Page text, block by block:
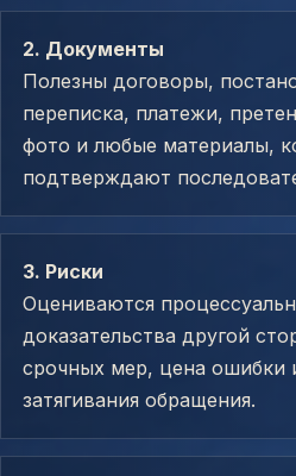
2. Документы
Полезны договоры,
переписка, платежи,
фото и любые материалы,
подтверждают
3. Риски
Оцениваются
доказательства другой
срочных мер, цена ошибки
затягивания обращения.